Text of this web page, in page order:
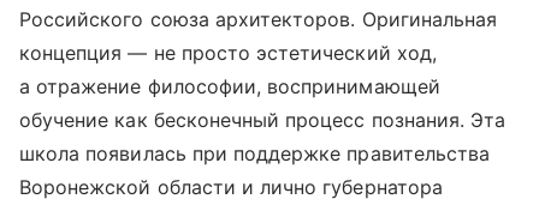
Российского союза архитекторов. Оригинальная
концепция — не просто эстетический ход,
а отражение философии, воспринимающей
обучение как бесконечный процесс познания. Эта
школа появилась при поддержке правительства
Воронежской области и лично губернатора